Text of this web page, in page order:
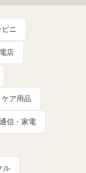
ニ
店
ア用品
信・家電
ル